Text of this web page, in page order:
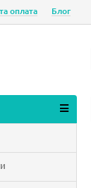
оплата Блог